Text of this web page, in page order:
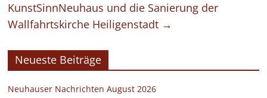
KunstSinnNeuhaus und die Sanierung der
Wallfahrtskirche Heiligenstadt →
Neueste Beiträge
Neuhauser Nachrichten August 2026